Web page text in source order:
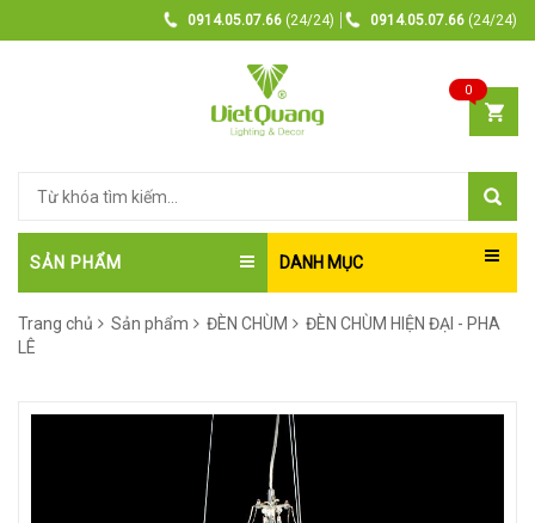
0914.05.07.66 (24/24) 0914.05.07.66 (24/24)
0
SẢN PHẨM DANH MỤC
Trang chủ Sản phẩm ĐÈN CHÙM
ĐÈN CHÙM HIỆN ĐẠI - PHA
LÊ